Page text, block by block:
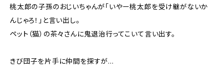
桃太郎の子孫のおじいちゃんが「いやー桃太郎を受け継がないか
んじゃろ！」と言い出し。
ペット（猫）の茶々さんに鬼退治行ってこいて言い出す。
きび団子を片手に仲間を探すが…